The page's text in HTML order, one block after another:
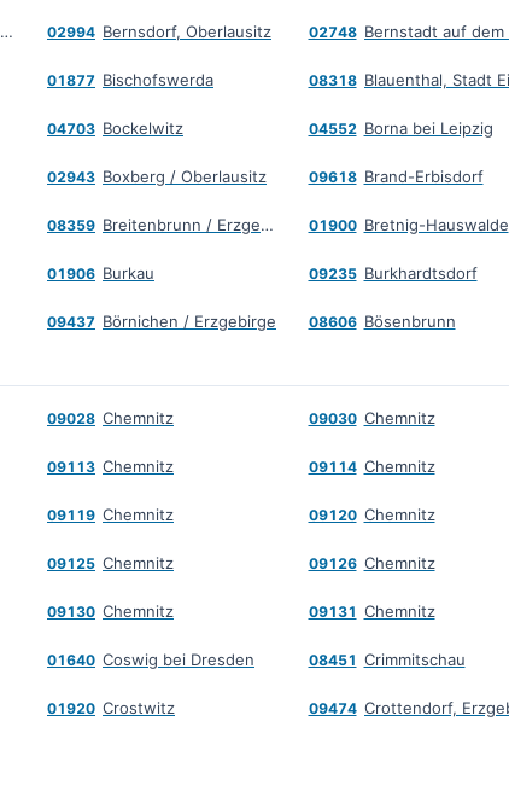
Bernsdorf bei Hohenstein-Ernstthal 02994 Bernsdorf, Oberlausitz 02748
01877 Bischofswerda 08318
04703 Bockelwitz 04552 Borna bei Leipzig
02943 Boxberg / Oberlausitz 09618 Brand-Erbisdorf
08359 Breitenbrunn / Erzgebirge 01900 Bretnig-Hauswalde
01906 Burkau 09235 Burkhardtsdorf
09437 Börnichen / Erzgebirge 08606 Bösenbrunn
09028 Chemnitz 09030 Chemnitz
09113 Chemnitz 09114 Chemnitz
09119 Chemnitz 09120 Chemnitz
09125 Chemnitz 09126 Chemnitz
09130 Chemnitz 09131 Chemnitz
01640 Coswig bei Dresden 08451 Crimmitschau
01920 Crostwitz 09474